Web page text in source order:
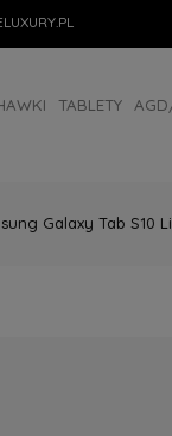
TABLETY
Galaxy Tab S10